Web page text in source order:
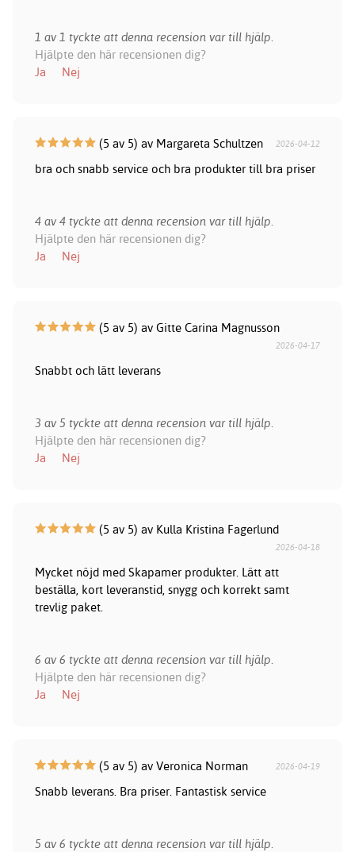
1 av 1 tyckte att denna recension var till hjälp.
Hjälpte den här recensionen dig?
Ja
Nej
(5 av 5) av Margareta Schultzen 2026-04-12
bra och snabb service och bra produkter till bra priser
4 av 4 tyckte att denna recension var till hjälp.
Hjälpte den här recensionen dig?
Ja
Nej
(5 av 5) av Gitte Carina Magnusson
2026-04-17
Snabbt och lätt leverans
3 av 5 tyckte att denna recension var till hjälp.
Hjälpte den här recensionen dig?
Ja
Nej
(5 av 5) av Kulla Kristina Fagerlund
2026-04-18
Mycket nöjd med Skapamer produkter. Lätt att
beställa, kort leveranstid, snygg och korrekt samt
trevlig paket.
6 av 6 tyckte att denna recension var till hjälp.
Hjälpte den här recensionen dig?
Ja
Nej
(5 av 5) av Veronica Norman 2026-04-19
Snabb leverans. Bra priser. Fantastisk service
5 av 6 tyckte att denna recension var till hjälp.